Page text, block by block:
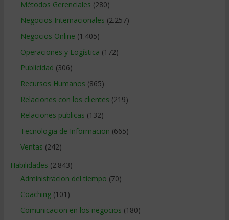
Métodos Gerenciales (280)
Negocios Internacionales (2.257)
Negocios Online (1.405)
Operaciones y Logística (172)
Publicidad (306)
Recursos Humanos (865)
Relaciones con los clientes (219)
Relaciones publicas (132)
Tecnologia de Informacion (665)
Ventas (242)
Habilidades (2.843)
Administracion del tiempo (70)
Coaching(101)
Comunicacion en los negocios (180)